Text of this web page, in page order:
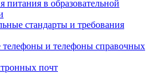
питания в образовательной
стандарты и требования
телефоны и телефоны справочных
почт